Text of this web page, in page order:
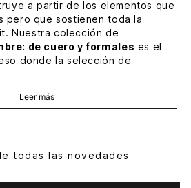
a partir de los elementos que
pero que sostienen toda la
Nuestra colección de
de cuero y formales es el
donde la selección de
es discreta. Un buen
Leer más
todas las novedades